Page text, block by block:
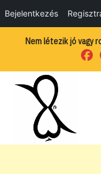
Bejelentkezés
Nem létezik jó vagy